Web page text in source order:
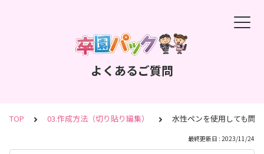
よくあるご質問
TOP 03.作成方法（切り貼り編集） 水性ペンを使用しても問
最終更新日 : 2023/11/24